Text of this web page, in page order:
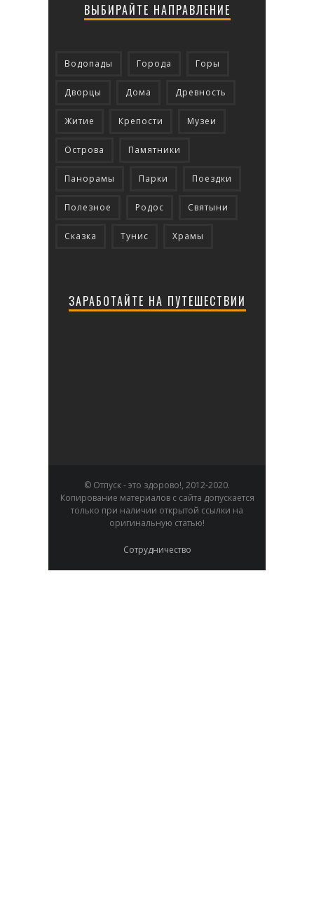
ВЫБИРАЙТЕ НАПРАВЛЕНИЕ
Водопады Города Горы
Дворцы Дома Древность
Житие Крепости Музеи
Острова Памятники
Панорамы Парки Поездки
Полезное Родос Святыни
Сказка Тунис Храмы
ЗАРАБОТАЙТЕ НА ПУТЕШЕСТВИИ
© Отпуск - это здорово!, 2012-2020.
Копирование материалов с сайта допускается
только при наличии открытой ссылки на
оригинальную статью!
Сотрудничество